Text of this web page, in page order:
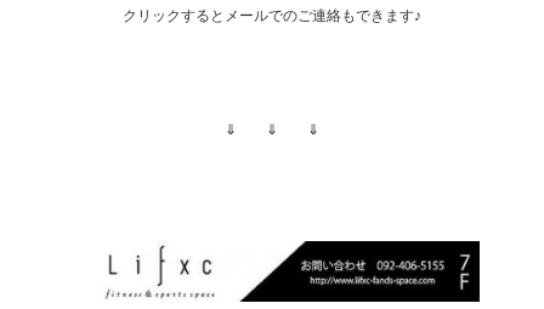
クリックするとメールでのご連絡もできます♪
⇓ ⇓ ⇓